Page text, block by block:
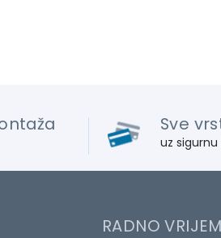
Sve
uz
RADNO